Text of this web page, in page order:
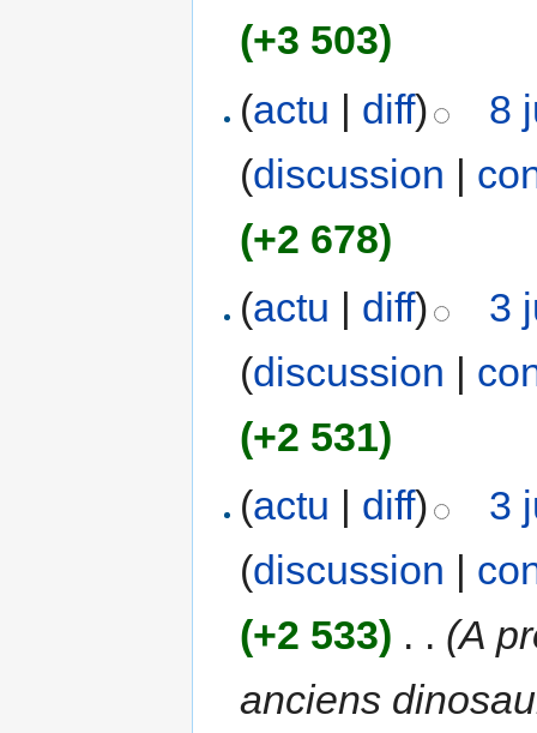
(+3 503)
(actu | diff)
8
(discussion |
(+2 678)
(actu | diff)
3
(discussion |
(+2 531)
(actu diff)
3
(discussion
(+2 533) . . (A
anciens